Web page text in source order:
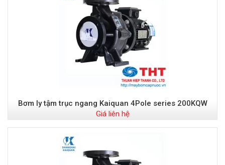
Bơm ly tậm trục ngang Kaiquan 4Pole series 200KQW
Giá liên hệ